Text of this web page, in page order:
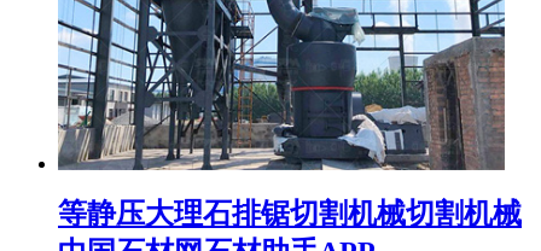
等静压大理石排锯切割机械切割机械